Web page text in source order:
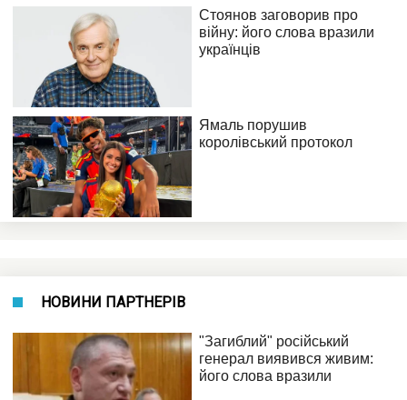
НОВИНИ ПАРТНЕРІВ